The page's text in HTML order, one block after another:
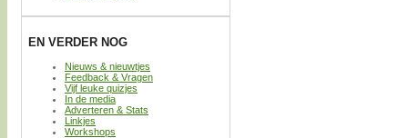
EN VERDER NOG
Nieuws & nieuwtjes
Feedback & Vragen
Vijf leuke quizjes
In de media
Adverteren & Stats
Linkjes
Workshops